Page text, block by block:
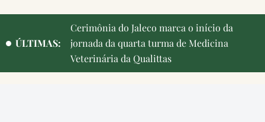
ÚLTIMAS:
Cerimônia do Jaleco marca o início da
jornada da quarta turma de Medicina
Veterinária da Qualittas